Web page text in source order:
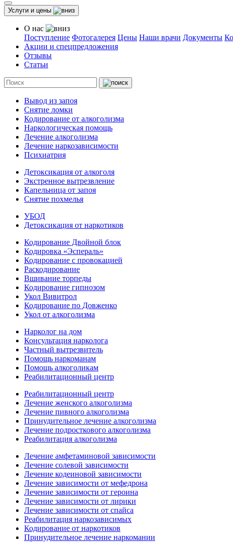
Услуги и цены
О нас
Поступление Фотогалерея Цены Наши врачи Документы
Акции и спецпредложения
Отзывы
Статьи
Вывод из запоя
Снятие ломки
Кодирование от алкоголизма
Наркологическая помощь
Лечение алкоголизма
Лечение наркозависимости
Психиатрия
Детоксикация от алкоголя
Экстренное вытрезвление
Капельница от запоя
Снятие похмелья
УБОД
Детоксикация от наркотиков
Кодирование Двойной блок
Кодировка «Эспераль»
Кодирование с провокацией
Раскодирование
Вшивание торпеды
Кодирование гипнозом
Укол Вивитрол
Кодирование по Довженко
Укол от алкоголизма
Нарколог на дом
Консультация нарколога
Частный вытрезвитель
Помощь наркоманам
Помощь алкоголикам
Реабилитационный центр
Реабилитационный центр
Лечение женского алкоголизма
Лечение пивного алкоголизма
Принудительное лечение алкоголизма
Лечение подросткового алкоголизма
Реабилитация алкоголизма
Лечение амфетаминовой зависимости
Лечение солевой зависимости
Лечение кодеиновой зависимости
Лечение зависимости от мефедрона
Лечение зависимости от героина
Лечение зависимости от лирики
Лечение зависимости от спайса
Реабилитация наркозависимых
Кодирование от наркотиков
Принудительное лечение наркомании